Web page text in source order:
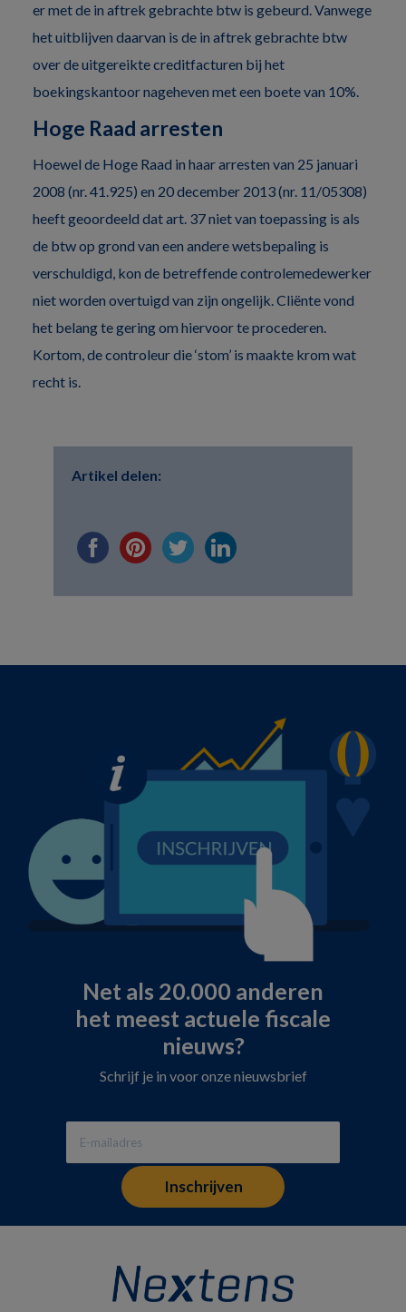
er met de in aftrek gebrachte btw is gebeurd. Vanwege
het uitblijven daarvan is de in aftrek gebrachte btw
over de uitgereikte creditfacturen bij het
boekingskantoor nageheven met een boete van 10%.
Hoge Raad arresten
Hoewel de Hoge Raad in haar arresten van 25 januari
2008 (nr. 41.925) en 20 december 2013 (nr. 11/05308)
heeft geoordeeld dat art. 37 niet van toepassing is als
de btw op grond van een andere wetsbepaling is
verschuldigd, kon de betreffende controlemedewerker
niet worden overtuigd van zijn ongelijk. Cliënte vond
het belang te gering om hiervoor te procederen.
Kortom, de controleur die ‘stom’ is maakte krom wat
recht is.
Artikel delen:
Net als 20.000 anderen
het meest actuele fiscale
nieuws?
Schrijf je in voor onze nieuwsbrief